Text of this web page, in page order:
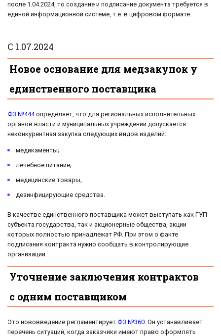
после 1.04.2024, то создание и подписание документа требуется в
единой информационной системе, т.е. в цифровом формате.
С 1.07.2024
Новое основание для медзакупок у
единственного поставщика
ФЗ №444определяет, что для региональных исполнительных
органов власти и муниципальных учреждений допускается
неконкурентная закупка следующих видов изделий:
медикаменты;
лечебное питание;
медицинские товары;
дезинфицирующие средства.
В качестве единственного поставщика может выступать как ГУП
субъекта государства, так и акционерные общества, акции
которых полностью принадлежат РФ. При этом о факте
подписания контракта нужно сообщать в контролирующие
организации.
Уточнение заключения контрактов
с одним поставщиком
Это нововведение регламентирует ФЗ №360 . Он устанавливает
перечень ситуаций, когда заказчики имеют право оформлять